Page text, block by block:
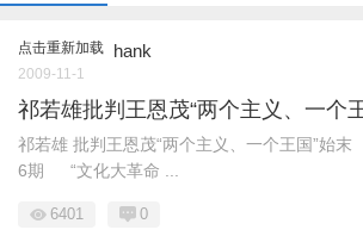
点击重新加载 hank
2009-11-1
祁若雄批判王恩茂“两个主义、一个
祁若雄 批判王恩茂“两个主义、一个王国”始末
6期 “文化大革命 ...
6401 0